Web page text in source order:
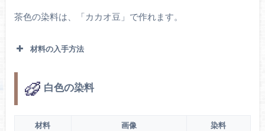
茶色の染料は、「カカオ豆」で作れます。
材料の入手方法
白色の染料
材料 画像 染料